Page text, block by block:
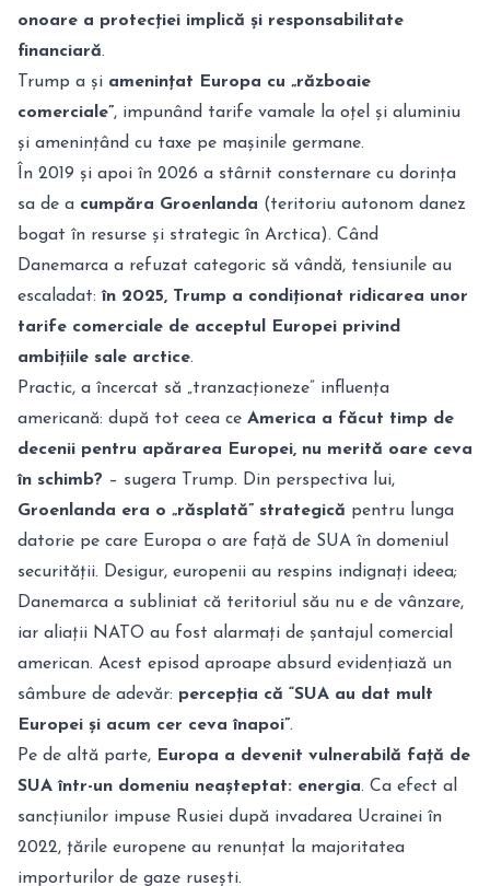
onoare a protecției implică și responsabilitate
financiară.
Trump a și amenințat Europa cu „războaie
comerciale”, impunând tarife vamale la oțel și aluminiu
și amenințând cu taxe pe mașinile germane.
În 2019 și apoi în 2026 a stârnit consternare cu dorința
sa de a cumpăra Groenlanda (teritoriu autonom danez
bogat în resurse și strategic în Arctica). Când
Danemarca a refuzat categoric să vândă, tensiunile au
escaladat:în 2025, Trump a condiționat ridicarea unor
tarife comerciale de acceptul Europei privind
ambițiile sale arctice.
Practic, a încercat să „tranzacționeze” influența
americană: după tot ceea ce America a făcut timp de
decenii pentru apărarea Europei, nu merită oare ceva
în schimb? – sugera Trump. Din perspectiva lui,
Groenlanda era o „răsplată” strategică pentru lunga
datorie pe care Europa o are față de SUA în domeniul
securității. Desigur, europenii au respins indignați ideea;
Danemarca a subliniat că teritoriul său nu e de vânzare,
iar aliații NATO au fost alarmați de șantajul comercial
american. Acest episod aproape absurd evidențiază un
sâmbure de adevăr: percepția că “SUA au dat mult
Europei și acum cer ceva înapoi”.
Pe de altă parte, Europa a devenit vulnerabilă față de
SUA într-un domeniu neașteptat: energia. Ca efect al
sancțiunilor impuse Rusiei după invadarea Ucrainei în
2022, țările europene au renunțat la majoritatea
importurilor de gaze rusești.